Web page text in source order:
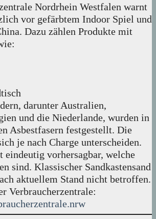
Nordrhein Westfalen warnt
vor gefärbtem Indoor Spiel und
Dazu zählen Produkte mit
darunter Australien,
und die Niederlande, wurden in
Asbestfasern festgestellt. Die
je nach Charge unterscheiden.
eindeutig vorhersagbar, welche
sind. Klassischer Sandkastensand
aktuellem Stand nicht betroffen.
Verbraucherzentrale: